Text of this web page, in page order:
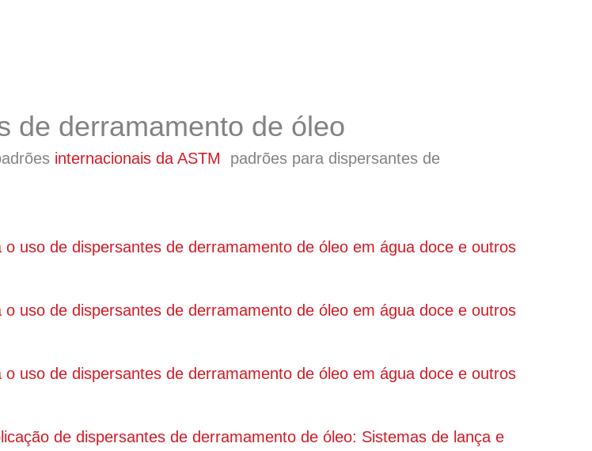
de derramamento de óleo
internacionais da ASTM
padrões para dispersantes de
uso de dispersantes de derramamento de óleo em água doce e outros
uso de dispersantes de derramamento de óleo em água doce e outros
uso de dispersantes de derramamento de óleo em água doce e outros
de dispersantes de derramamento de óleo: Sistemas de lança e